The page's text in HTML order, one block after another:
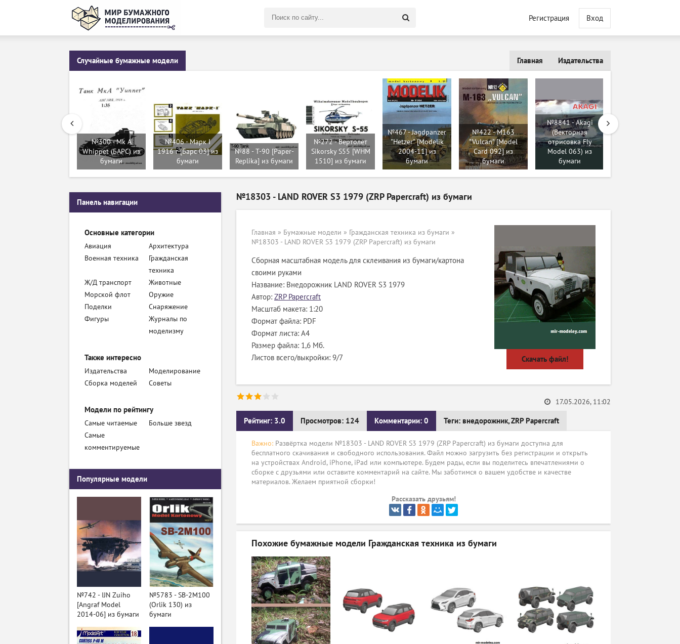
Регистрация Вход
Случайные бумажные модели Издательства
Главная
№300 - Mk A
Whippet (БАРС) из
бумаги
№406 - Марк I
1916 г [Барс 03] из
бумаги
№88 - T-90 [Paper-
Replika] из бумаги
№272 - Вертолёт
Sikorsky S55 [WHM
1510] из бумаги
№467 - Jagdpanzer
"Hetzer" [Modelik
2004-11] из
бумаги
№422 - M163
"Vulcan" [Model
Card 092] из
бумаги
№8841 - Akagi
(Векторная
отрисовка Fly
Model 063) из
бумаги
№18303 - LAND ROVER S3 1979 (ZRP Papercraft) из бумаги
Главная » Бумажные модели » Гражданская техника из бумаги »
№18303 - LAND ROVER S3 1979 (ZRP Papercraft) из бумаги
Сборная масштабная модель для склеивания из бумаги/картона
своими руками
Название: Внедорожник LAND ROVER S3 1979
Автор: ZRP Papercraft
Масштаб макета: 1:20
Формат файла: PDF
Формат листа: А4
Размер файла: 1,6 Мб.
Листов всего/выкройки: 9/7
Скачать файл!
Рейтинг: 3.0 Просмотров: 124 Комментарии: 0 Теги: внедорожник,ZRP Papercraft
17.05.2026, 11:02
Важно: Развёртка модели №18303 - LAND ROVER S3 1979 (ZRP Papercraft) из бумаги доступна для
бесплатного скачивания и свободного использования. Файл можно загрузить без регистрации и открыть
на устройствах Android, iPhone, iPad или компьютере. Будем рады, если вы поделитесь впечатлениями о
сборке с друзьями или оставите комментарий на сайте. Мы заботимся о вашем удобстве и качестве
материалов. Желаем приятной сборки!
Рассказать друзьям!
Похожие бумажные модели Гражданская техника из бумаги
Панель навигации
Основные категории
Авиация
Архитектура
Военная техника
Гражданская
техника
Ж/Д транспорт
Животные
Морской флот
Оружие
Поделки
Снаряжение
Фигуры
Журналы по
моделизму
Также интересно
Издательства
Моделирование
Сборка моделей
Советы
Модели по рейтингу
Самые читаемые
Больше звезд
Самые
комментируемые
Популярные модели
№742 - IJN Zuiho
[Angraf Model
2014-06] из бумаги
№5783 - SB-2M100
(Orlik 130) из
бумаги